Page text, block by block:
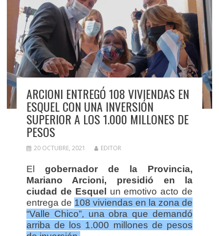
ARCIONI ENTREGÓ 108 VIVIENDAS EN
ESQUEL CON UNA INVERSIÓN
SUPERIOR A LOS 1.000 MILLONES DE
PESOS
20 OCTUBRE, 2021 EDITOR
El gobernador de la Provincia,
Mariano Arcioni, presidió en la
ciudad de Esquel
un emotivo acto de
entrega de 108 viviendas en la zona de
“Valle Chico”, una obra que demandó
arriba de los 1.000 millones de pesos